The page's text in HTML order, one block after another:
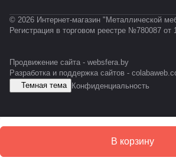
В корзину
© 2026 Интернет-магазин "Металлической
Регистрация в торговом реестре №780087 от
Продвижение сайта - websfera.by
Разработка и поддержка сайтов -
Темная тема Конфиденциальность